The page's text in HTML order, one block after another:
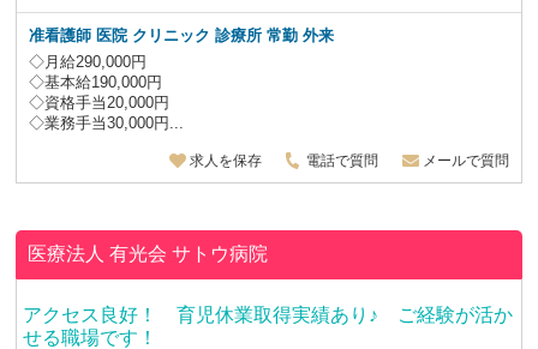
准看護師 医院 クリニック 診療所常勤 外来
◇月給290,000円
◇基本給190,000円
◇資格手当20,000円
◇業務手当30,000円...
求人を保存 電話で質問 メールで質問
医療法人 有光会サトウ病院
アクセス良好！ 育児休業取得実績あり♪ ご経験が活か
せる職場です！